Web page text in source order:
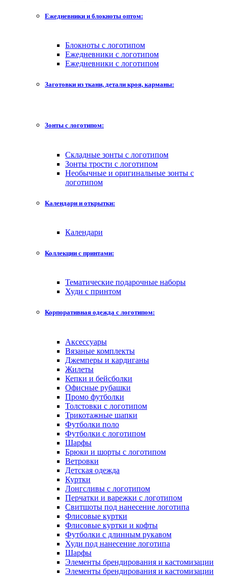
Ежедневники и блокноты оптом:
Блокноты с логотипом
Ежедневники с логотипом
Ежедневники с логотипом
Заготовки из ткани, детали кроя, карманы:
Зонты с логотипом:
Складные зонты с логотипом
Зонты трости с логотипом
Необычные и оригинальные зонты с
логотипом
Календари и открытки:
Календари
Коллекции с принтами:
Тематические подарочные наборы
Худи с принтом
Корпоративная одежда с логотипом:
Аксессуары
Вязаные комплекты
Джемперы и кардиганы
Жилеты
Кепки и бейсболки
Офисные рубашки
Промо футболки
Толстовки с логотипом
Трикотажные шапки
Футболки поло
Футболки с логотипом
Шарфы
Брюки и шорты с логотипом
Ветровки
Детская одежда
Куртки
Лонгсливы с логотипом
Перчатки и варежки с логотипом
Свитшоты под нанесение логотипа
Флисовые куртки
Флисовые куртки и кофты
Футболки с длинным рукавом
Худи под нанесение логотипа
Шарфы
Элементы брендирования и кастомизации
Элементы брендирования и кастомизации